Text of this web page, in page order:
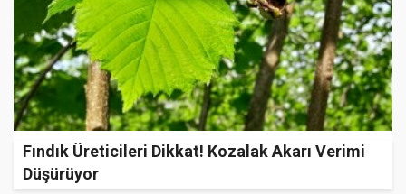
Fındık Üreticileri Dikkat! Kozalak Akarı Verimi
Düşürüyor